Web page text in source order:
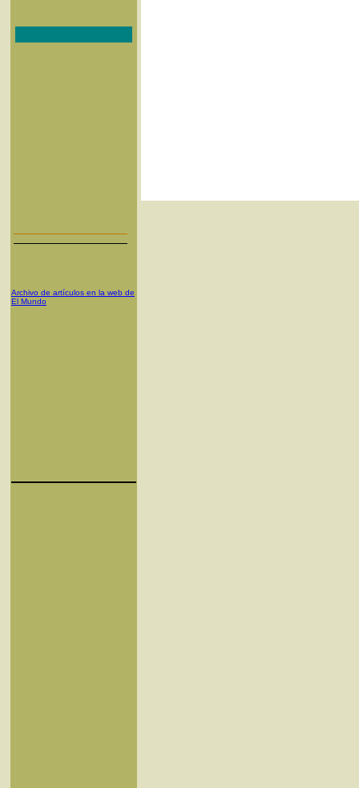
Archivo de artículos en la web de
El Mundo